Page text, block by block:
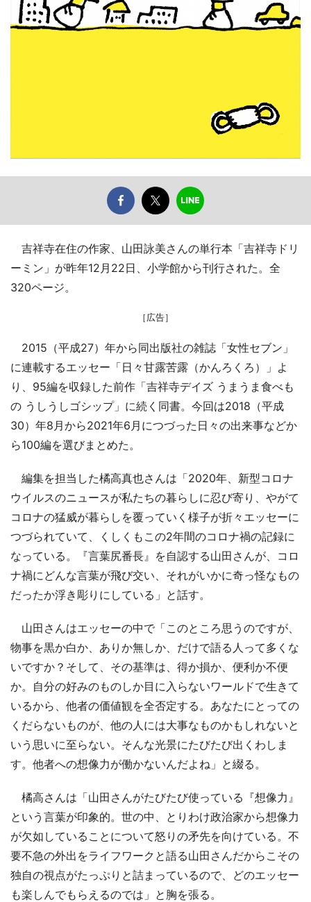
吉祥寺在住の作家、山田詠美さんの単行本「吉祥寺ドリ
ーミン」が昨年12月22日、小学館から刊行された。全
320ページ。
［広告］
2015（平成27）年から同出版社の雑誌「女性セブン」
に連載するエッセー「日々甘露苦露（かんろくろ）」よ
り、95編を収録した前作「吉祥寺デイズ うまうま食べも
の うしうしゴシップ」に続く同書。今回は2018（平成
30）年8月から2021年6月につづった日々の出来事などか
ら100編を選びまとめた。
編集を担当した橘高真也さんは「2020年、新型コロナ
ウイルスのニュースが私たちの暮らしに忍び寄り、やがて
コロナの猛威が暮らしを覆っていく様子が折々エッセーに
つづられていて、くしくもこの2年間のコロナ禍の記録に
なっている。『言葉尻番長』を自認する山田さんが、コロ
ナ禍にどんな言葉が飛び交い、それがいかに奇っ怪なもの
だったか浮き彫りにしている」と話す。
山田さんはエッセーの中で「このところ思うのですが、
物事を黒か白か、ありか無しか、だけで語る人って多くな
いですか？そして、その基準は、得か損か、便利か不便
か。自分の好みのものしか目に入らないワールドで生きて
いるから、他者の価値観を全否定する。あなたにとっての
くだらないものが、他の人には大事なものかもしれないと
いう思いに至らない。そんな光景にたびたび出くわしま
す。他者への想像力が働かないんだよね」と綴る。
橘高さんは「山田さんがたびたび使っている『想像力』
という言葉が印象的。世の中、とりわけ政治家から想像力
が欠如していることについて怒りの矛先を向けている。不
要不急の外出をライフワークと語る山田さんだからこその
独自の視点がたっぷりと詰まっているので、どのエッセー
も楽しんでもらえるのでは」と胸を張る。